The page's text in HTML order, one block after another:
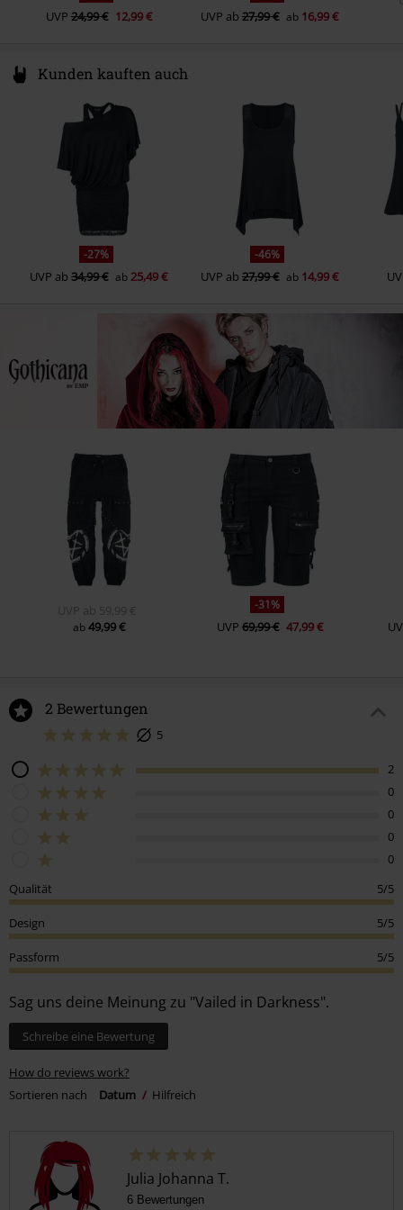
UVP 24,99 € 12,99 € UVP ab 27,99 € ab 16,99 €
Kunden kauften auch
-27%
UVP ab34,99 € ab 25,49 €
-46%
UVP ab 27,99 € ab 14,99 €
UVP ab 59,99 €
ab49,99 €
-31%
UVP 69,99 € 47,99 €
2 Bewertungen
5
2
0
0
0
0
Qualität
5/5
Design 5/5
Passform 5/5
Sag uns deine Meinung zu "Vailed in Darkness".
Schreibe eine Bewertung
How do reviews work?
Sortieren nach
Datum Hilfreich
Julia Johanna T.
6 Bewertungen